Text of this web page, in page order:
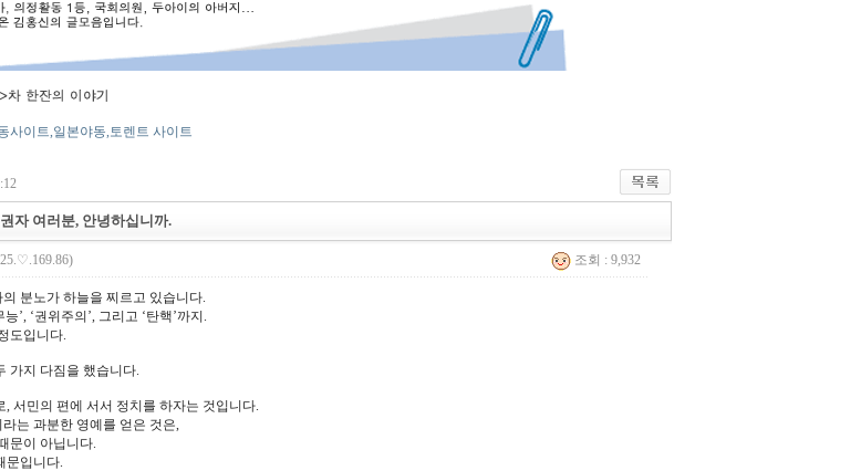
자 여러분, 안녕하십니까.
조회 : 9,932
분노가 하늘을 찌르고 있습니다.
능’, ‘권위주의’, 그리고 ‘탄핵’까지.
도입니다.
가지 다짐을 했습니다.
, 서민의 편에 서서 정치를 하자는 것입니다.
는 과분한 영예를 얻은 것은,
문이 아닙니다.
문입니다.